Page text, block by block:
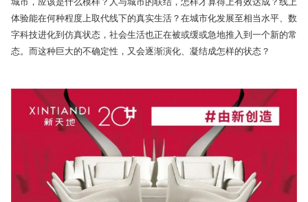
体验能在何种程度上取代线下的真实生活？在城市化发展至相当水平、数
字科技进化到仿真状态，社会生活也正在被或缓或急地推入到一个新的常
态。而这种巨大的不确定性，又会逐渐演化、凝结成怎样的状态？